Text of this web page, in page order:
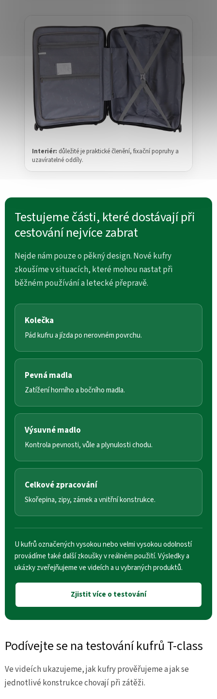
Interiér: důležité je praktické členění, fixační popruhy a
uzavíratelné oddíly.
Testujeme části, které dostávají při
cestování nejvíce zabrat
Nejde nám pouze o pěkný design. Nové kufry
zkoušíme v situacích, které mohou nastat při
běžném používání a letecké přepravě.
Kolečka
Pád kufru a jízda po nerovném povrchu.
Pevná madla
Zatížení horního a bočního madla.
Výsuvné madlo
Kontrola pevnosti, vůle a plynulosti chodu.
Celkové zpracování
Skořepina, zipy, zámek a vnitřní konstrukce.
U kufrů označených vysokou nebo velmi vysokou odolností
provádíme také další zkoušky v reálném použití. Výsledky a
ukázky zveřejňujeme ve videích a u vybraných produktů.
Zjistit více o testování
Podívejte se na testování kufrů T-class
Ve videích ukazujeme, jak kufry prověřujeme a jak se
jednotlivé konstrukce chovají při zátěži.